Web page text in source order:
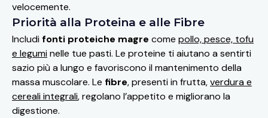
velocemente.
Priorità alla Proteina e alle Fibre
Includifonti proteiche magre come pollo, pesce, tofu
e leguminelle tue pasti. Le proteine ti aiutano a sentirti
sazio più a lungo e favoriscono il mantenimento della
massa muscolare. Le fibre, presenti in frutta,verdura e
cereali integrali, regolano l’appetito e migliorano la
digestione.